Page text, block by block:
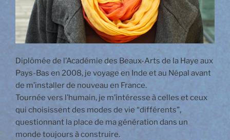
Diplômée de l’Académie des Beaux-Arts de la Haye aux
Pays-Bas en 2008, je voyage en Inde et au Népal avant
de m’installer de nouveau en France.
Tournée vers l’humain, je m’intéresse à celles et ceux
qui choisissent des modes de vie “différents”,
questionnant la place de ma génération dans un
monde toujours à construire.